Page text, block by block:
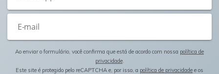
Ao enviar o formulário, você confirma que está de acordo com nossa política de
privacidade.
Este site é protegido pelo reCAPTCHA e, por isso, a política de privacidade e os